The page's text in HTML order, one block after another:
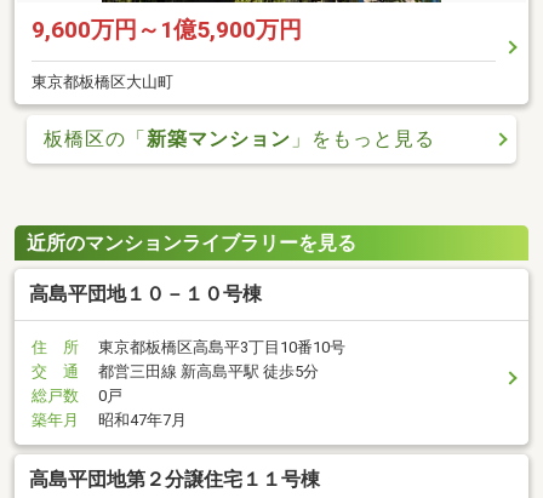
9,600万円～1億5,900万円
東京都板橋区大山町
板橋区の「新築マンション 」をもっと見る
近所のマンションライブラリーを見る
高島平団地１０－１０号棟
住 所
東京都板橋区高島平3丁目10番10号
交 通
都営三田線 新高島平駅 徒歩5分
総戸数
0戸
築年月
昭和47年7月
高島平団地第２分譲住宅１１号棟